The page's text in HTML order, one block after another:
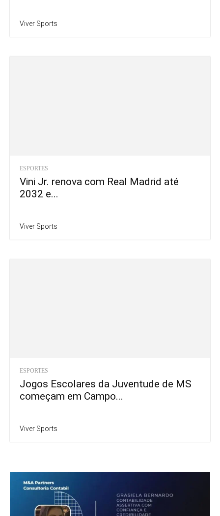
Viver Sports
ESPORTES
Vini Jr. renova com Real Madrid até
2032 e...
Viver Sports
ESPORTES
Jogos Escolares da Juventude de MS
começam em Campo...
Viver Sports